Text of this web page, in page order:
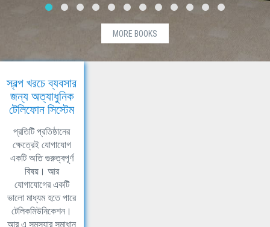
MORE BOOKS
স্বল্প খরচে ব্যবসার
জন্য অত্যাধুনিক
টেলিফোন সিস্টেম
প্রতিটি প্রতিষ্ঠানের
ক্ষেত্রেই যোগাযোগ
একটি অতি গুরুত্বপূর্ণ
বিষয়। আর
যোগাযোগের একটি
ভালো মাধ্যম হতে পারে
টেলিকমিউনিকেশন।
আর এ সমস্যার সমাধান